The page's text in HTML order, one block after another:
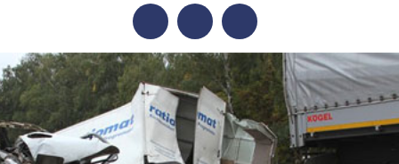
FacebookTwitterTelegram